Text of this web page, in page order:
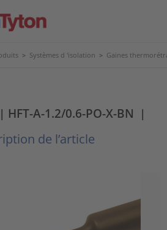
> Systèmes d 'isolation > Gaines
| HFT-A-1.2/0.6-PO-X-BN |
de l’article